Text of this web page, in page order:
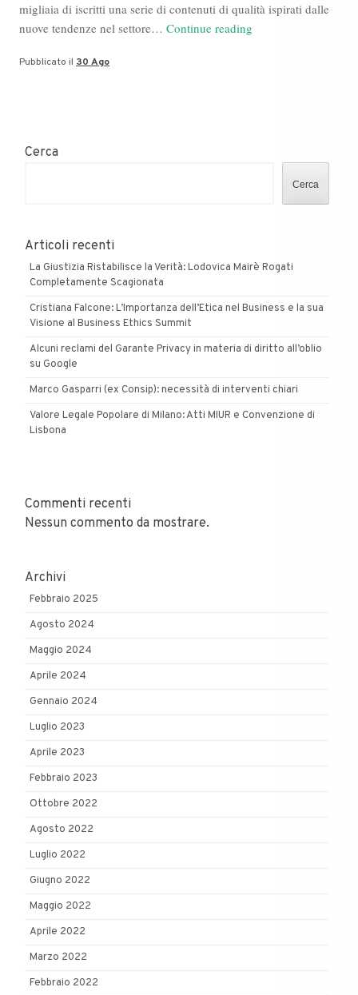
migliaia di iscritti una serie di contenuti di qualità ispirati dalle
nuove tendenze nel settore… Continue reading
YouTube
Pubblicato il 30 Ago
Cerca
Cerca
Articoli recenti
La Giustizia Ristabilisce la Verità: Lodovica Mairè Rogati
Completamente Scagionata
Cristiana Falcone: L’Importanza dell’Etica nel Business e la sua
Visione al Business Ethics Summit
Alcuni reclami del Garante Privacy in materia di diritto all’oblio
su Google
Marco Gasparri (ex Consip): necessità di interventi chiari
Valore Legale Popolare di Milano: Atti MIUR e Convenzione di
Lisbona
Commenti recenti
Nessun commento da mostrare.
Archivi
Febbraio 2025
Agosto 2024
Maggio 2024
Aprile 2024
Gennaio 2024
Luglio 2023
Aprile 2023
Febbraio 2023
Ottobre 2022
Agosto 2022
Luglio 2022
Giugno 2022
Maggio 2022
Aprile 2022
Marzo 2022
Febbraio 2022